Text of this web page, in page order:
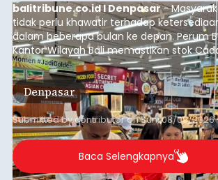
balitribune.co.id I Denpasar-
tidak perlu khawatir terhadap
dalam beberapa bulan ke depan. Perum
Kantor Wilayah Bali memastikan stok
Beras Pemerintah (CBP) masih dalam
aman, bahkan diproyeksikan mampu
kebutuhan masyarakat hingga sekitar 10
Denpasar
Submitted bycontributoronSun, 08/09/2026
Baca Selengkapnya